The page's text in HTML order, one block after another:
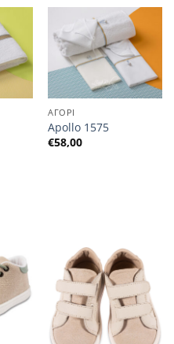
ΑΓΟΡΙ
Apollo 1575
€58,00